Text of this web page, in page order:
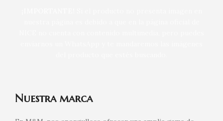
Nuestra marca